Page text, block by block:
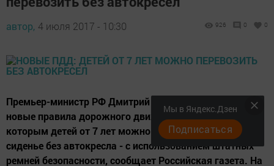
автор, 4 июля 2017 - 10:30 926 0 0
Премьер-министр РФ Дмитрий Медведев подписал
новые правила дорожного движения, согласно
которым детей от 7 лет можно перевозить на заднем
сиденье без автокресла - с использованием штатных
ремней безопасности, сообщает Российская газета. На
Мы в Яндекс.Дзен
Подписаться